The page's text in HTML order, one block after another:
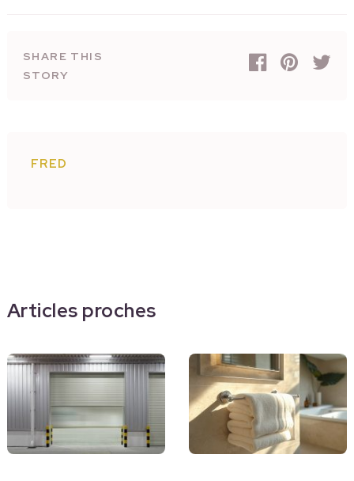
SHARE THIS
STORY
FRED
Articles proches